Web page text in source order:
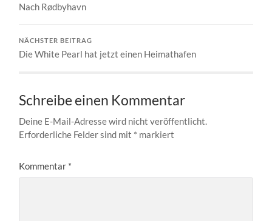
Nach Rødbyhavn
NÄCHSTER BEITRAG
Die White Pearl hat jetzt einen Heimathafen
Schreibe einen Kommentar
Deine E-Mail-Adresse wird nicht veröffentlicht.
Erforderliche Felder sind mit * markiert
Kommentar *